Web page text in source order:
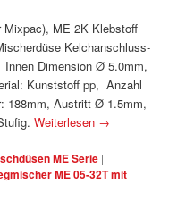
ME 2K Klebstoff
Kelchanschluss-
Dimension Ø 5.0mm,
Kunststoff pp, Anzahl
188mm, Austritt Ø 1.5mm,
Weiterlesen →
ME Serie |
ME 05-32T mit